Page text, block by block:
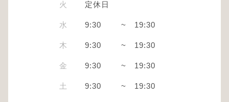
火 定休日
水 9:30 ~ 19:30
木 9:30 ~ 19:30
金 9:30 ~ 19:30
土 9:30 ~ 19:30